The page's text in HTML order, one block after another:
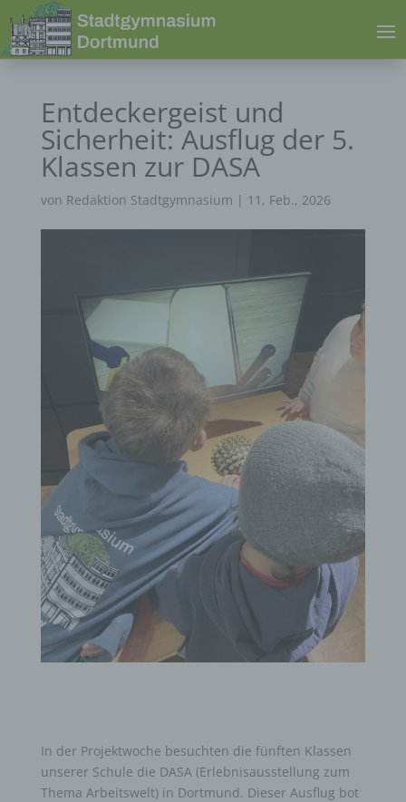
Entdeckergeist und
Sicherheit: Ausflug der 5.
Klassen zur DASA
von Redaktion Stadtgymnasium | 11, Feb., 2026
In der Projektwoche besuchten die fünften Klassen
unserer Schule die DASA (Erlebnisausstellung zum
Thema Arbeitswelt) in Dortmund. Dieser Ausflug bot